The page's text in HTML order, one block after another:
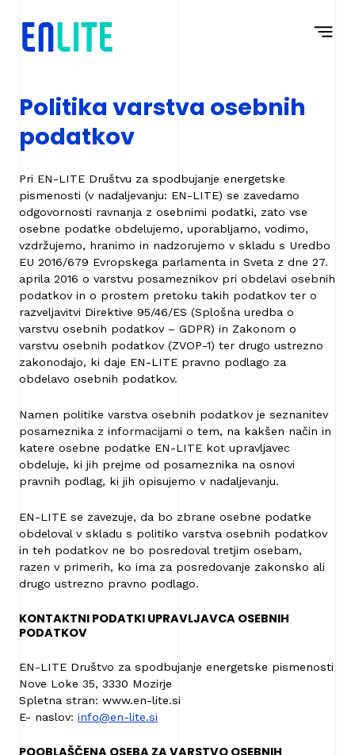
Politika varstva osebnih
podatkov
Pri EN-LITE Društvu za spodbujanje energetske
pismenosti (v nadaljevanju: EN-LITE) se zavedamo
odgovornosti ravnanja z osebnimi podatki, zato vse
osebne podatke obdelujemo, uporabljamo, vodimo,
vzdržujemo, hranimo in nadzorujemo v skladu s Uredbo
EU 2016/679 Evropskega parlamenta in Sveta z dne 27.
aprila 2016 o varstvu posameznikov pri obdelavi osebnih
podatkov in o prostem pretoku takih podatkov ter o
razveljavitvi Direktive 95/46/ES (Splošna uredba o
varstvu osebnih podatkov – GDPR) in Zakonom o
varstvu osebnih podatkov (ZVOP-1) ter drugo ustrezno
zakonodajo, ki daje EN-LITE pravno podlago za
obdelavo osebnih podatkov.
Namen politike varstva osebnih podatkov je seznanitev
posameznika z informacijami o tem, na kakšen način in
katere osebne podatke EN-LITE kot upravljavec
obdeluje, ki jih prejme od posameznika na osnovi
pravnih podlag, ki jih opisujemo v nadaljevanju.
EN-LITE se zavezuje, da bo zbrane osebne podatke
obdeloval v skladu s politiko varstva osebnih podatkov
in teh podatkov ne bo posredoval tretjim osebam,
razen v primerih, ko ima za posredovanje zakonsko ali
drugo ustrezno pravno podlago.
KONTAKTNI PODATKI UPRAVLJAVCA OSEBNIH
PODATKOV
EN-LITE Društvo za spodbujanje energetske pismenosti
Nove Loke 35, 3330 Mozirje
Spletna stran: www.en-lite.si
E- naslov: info@en-lite.si
POOBLAŠČENA OSEBA ZA VARSTVO OSEBNIH